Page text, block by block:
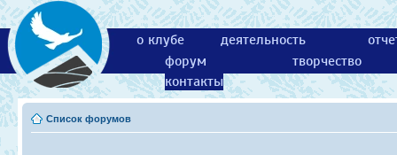
о клубе деятельность
форум
творчество
контакты
Список форумов